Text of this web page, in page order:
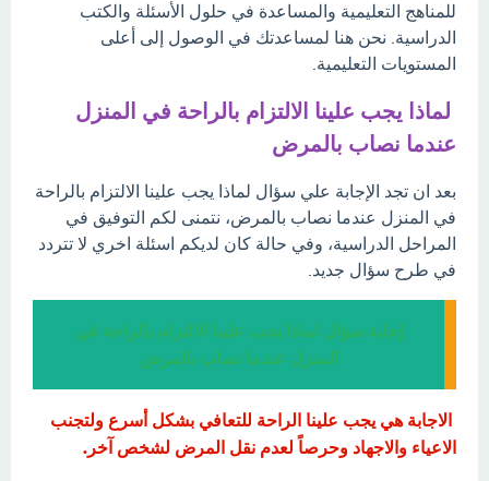
للمناهج التعليمية والمساعدة في حلول الأسئلة والكتب
الدراسية. نحن هنا لمساعدتك في الوصول إلى أعلى
المستويات التعليمية.
لماذا يجب علينا الالتزام بالراحة في المنزل
عندما نصاب بالمرض
بعد ان تجد الإجابة علي سؤال لماذا يجب علينا الالتزام بالراحة
في المنزل عندما نصاب بالمرض، نتمنى لكم التوفيق في
المراحل الدراسية، وفي حالة كان لديكم اسئلة اخري لا تتردد
في طرح سؤال جديد.
إجابة سؤال لماذا يجب علينا الالتزام بالراحة في
المنزل عندما نصاب بالمرض
الاجابة هي يجب علينا الراحة للتعافي بشكل أسرع ولتجنب
الاعياء والاجهاد وحرصاً لعدم نقل المرض لشخص آخر.